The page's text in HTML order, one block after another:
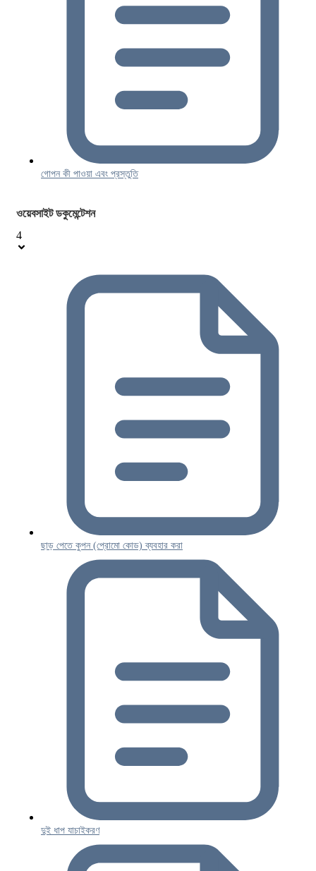
গোপন কী পাওয়া এবং প্রস্তুতি
ওয়েবসাইট ডকুমেন্টেশন
4
ছাড় পেতে কুপন (প্রোমো কোড) ব্যবহার করা
দুই ধাপ যাচাইকরণ